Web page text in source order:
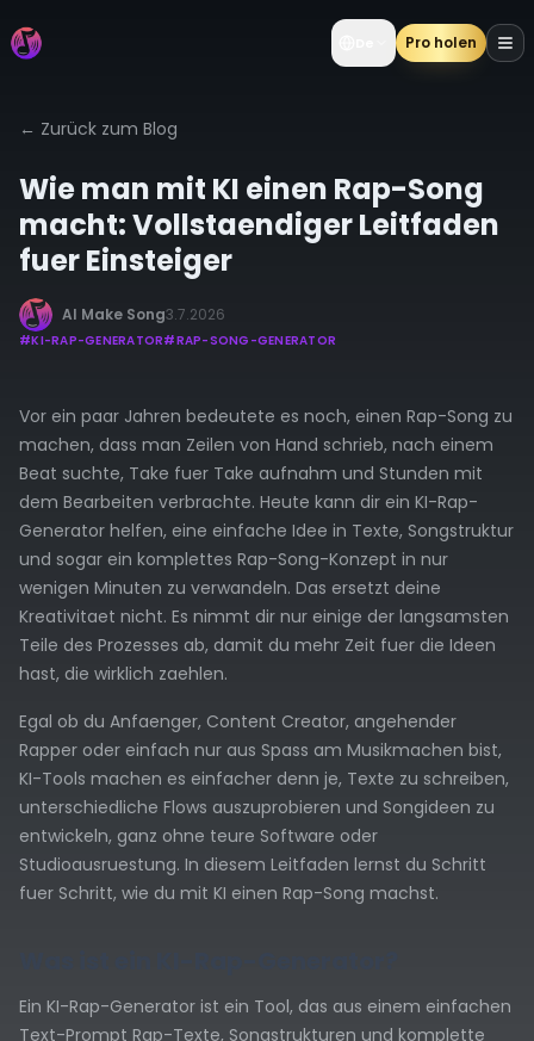
Pro holen
← Zurück zum Blog
Wie man mit KI einen Rap-Song
macht: Vollstaendiger Leitfaden
fuer Einsteiger
AI Make Song3.7.2026
#KI-RAP-GENERATOR#RAP-SONG-GENERATOR
Vor ein paar Jahren bedeutete es noch, einen Rap-Song zu
machen, dass man Zeilen von Hand schrieb, nach einem
Beat suchte, Take fuer Take aufnahm und Stunden mit
dem Bearbeiten verbrachte. Heute kann dir ein KI-Rap-
Generator helfen, eine einfache Idee in Texte, Songstruktur
und sogar ein komplettes Rap-Song-Konzept in nur
wenigen Minuten zu verwandeln. Das ersetzt deine
Kreativitaet nicht. Es nimmt dir nur einige der langsamsten
Teile des Prozesses ab, damit du mehr Zeit fuer die Ideen
hast, die wirklich zaehlen.
Egal ob du Anfaenger, Content Creator, angehender
Rapper oder einfach nur aus Spass am Musikmachen bist,
KI-Tools machen es einfacher denn je, Texte zu schreiben,
unterschiedliche Flows auszuprobieren und Songideen zu
entwickeln, ganz ohne teure Software oder
Studioausruestung. In diesem Leitfaden lernst du Schritt
fuer Schritt, wie du mit KI einen Rap-Song machst.
Ein KI-Rap-Generator ist ein Tool, das aus einem einfachen
Text-Prompt Rap-Texte, Songstrukturen und komplette